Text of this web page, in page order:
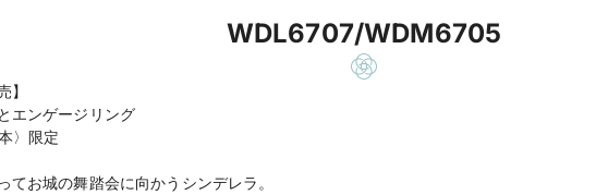
WDL6707/WDM6705
】
エンゲージリング
〉限定
てお城の舞踏会に向かうシンデレラ。